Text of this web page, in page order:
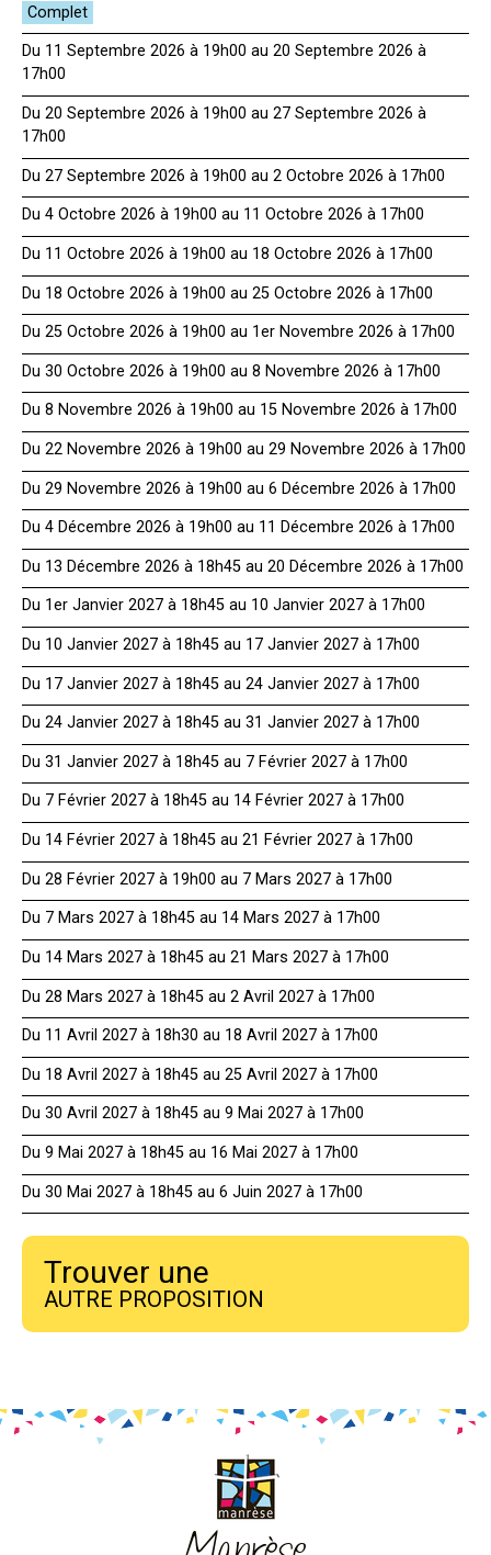
Du 11 Septembre 2026 à 19h00 au 20 Septembre 2026 à
17h00
Du 20 Septembre 2026 à 19h00 au 27 Septembre 2026 à
17h00
Du 27 Septembre 2026 à 19h00 au 2 Octobre 2026 à 17h00
Du 4 Octobre 2026 à 19h00 au 11 Octobre 2026 à 17h00
Du 11 Octobre 2026 à 19h00 au 18 Octobre 2026 à 17h00
Du 18 Octobre 2026 à 19h00 au 25 Octobre 2026 à 17h00
Du 25 Octobre 2026 à 19h00 au 1er Novembre 2026 à 17h00
Du 30 Octobre 2026 à 19h00 au 8 Novembre 2026 à 17h00
Du 8 Novembre 2026 à 19h00 au 15 Novembre 2026 à 17h00
Du 22 Novembre 2026 à 19h00 au 29 Novembre 2026 à 17h00
Du 29 Novembre 2026 à 19h00 au 6 Décembre 2026 à 17h00
Du 4 Décembre 2026 à 19h00 au 11 Décembre 2026 à 17h00
Du 13 Décembre 2026 à 18h45 au 20 Décembre 2026 à 17h00
Du 1er Janvier 2027 à 18h45 au 10 Janvier 2027 à 17h00
Du 10 Janvier 2027 à 18h45 au 17 Janvier 2027 à 17h00
Du 17 Janvier 2027 à 18h45 au 24 Janvier 2027 à 17h00
Du 24 Janvier 2027 à 18h45 au 31 Janvier 2027 à 17h00
Du 31 Janvier 2027 à 18h45 au 7 Février 2027 à 17h00
Du 7 Février 2027 à 18h45 au 14 Février 2027 à 17h00
Du 14 Février 2027 à 18h45 au 21 Février 2027 à 17h00
Du 28 Février 2027 à 19h00 au 7 Mars 2027 à 17h00
Du 7 Mars 2027 à 18h45 au 14 Mars 2027 à 17h00
Du 14 Mars 2027 à 18h45 au 21 Mars 2027 à 17h00
Du 28 Mars 2027 à 18h45 au 2 Avril 2027 à 17h00
Du 11 Avril 2027 à 18h30 au 18 Avril 2027 à 17h00
Du 18 Avril 2027 à 18h45 au 25 Avril 2027 à 17h00
Du 30 Avril 2027 à 18h45 au 9 Mai 2027 à 17h00
Du 9 Mai 2027 à 18h45 au 16 Mai 2027 à 17h00
Du 30 Mai 2027 à 18h45 au 6 Juin 2027 à 17h00
Trouver une
AUTRE PROPOSITION